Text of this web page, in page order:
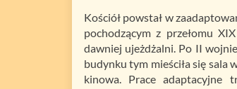
Kościół powstał w
pochodzącym z przełomu
dawniej ujeżdżalni. Po II
budynku tym mieściła się sala
kinowa. Prace adaptacyjne